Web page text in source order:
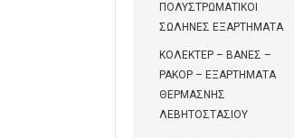
ΠΟΛΥΣΤΡΩΜΑΤΙΚΟΙ
ΣΩΛΗΝΕΣ ΕΞΑΡΤΗΜΑΤΑ
ΚΟΛΕΚΤΕΡ – ΒΑΝΕΣ –
ΡΑΚΟΡ – ΕΞΑΡΤΗΜΑΤΑ
ΘΕΡΜΑΣΝΗΣ
ΛΕΒΗΤΟΣΤΑΣΙΟΥ